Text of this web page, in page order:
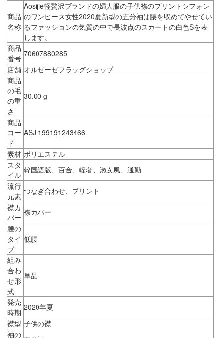
商品
名称
Aosijie軽贅沢ブランドの婦人服の子供襟のプリントシフォン
のワンピース女性2020夏新型の五分袖は腰を収めてやせてい
るファッションの気質の中で長波点のスカートの白色Sを表
します。
商品
番号 70607880285
店舗 オルゼーゼフラッグショップ
商品
の毛
の重
さ
30.00 g
商品
コー
ド
ASJ 199191243466
素材 ポリエステル
スタ
イル
韓国語版、百合、軽奢、淑女風、通勤
流行
元素
つなぎ合わせ、プリント
襟カ
バー
襟カバー
腰の
タイ
プ
低腰
組み
合わ
せ形
式
単品
発売
時期
2020年夏
襟型 子供の襟
袖の